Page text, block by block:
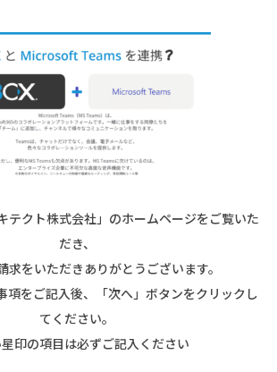
テクト株式会社」のホームページをご覧いた
だき、
求をいただきありがとうございます。
項をご記入後、「次へ」ボタンをクリックし
てください。
印の項目は必ずご記入ください